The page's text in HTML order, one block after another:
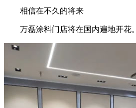
相信在不久的将来
万磊涂料门店将在国内遍地开花。